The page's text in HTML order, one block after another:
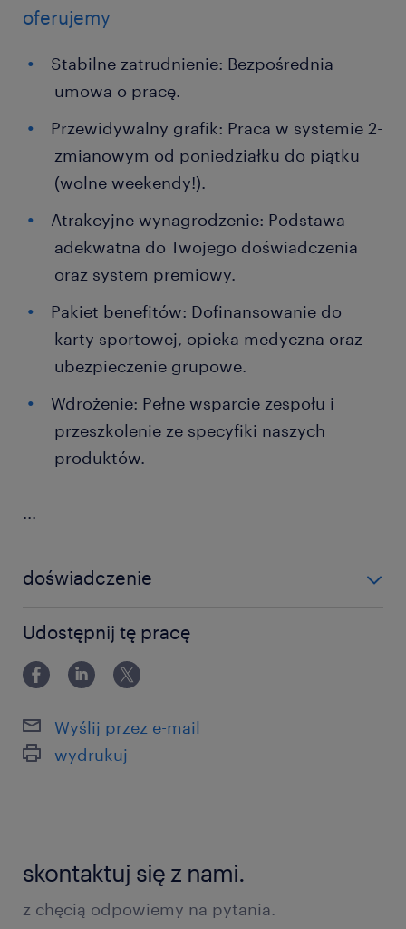
oferujemy
Stabilne zatrudnienie: Bezpośrednia
umowa o pracę.
Przewidywalny grafik: Praca w systemie 2-
zmianowym od poniedziałku do piątku
(wolne weekendy!).
Atrakcyjne wynagrodzenie: Podstawa
adekwatna do Twojego doświadczenia
oraz system premiowy.
Pakiet benefitów: Dofinansowanie do
karty sportowej, opieka medyczna oraz
ubezpieczenie grupowe.
Wdrożenie: Pełne wsparcie zespołu i
przeszkolenie ze specyfiki naszych
produktów.
...
doświadczenie
Udostępnij tę pracę
Wyślij przez e-mail
wydrukuj
skontaktuj się z nami.
z chęcią odpowiemy na pytania.